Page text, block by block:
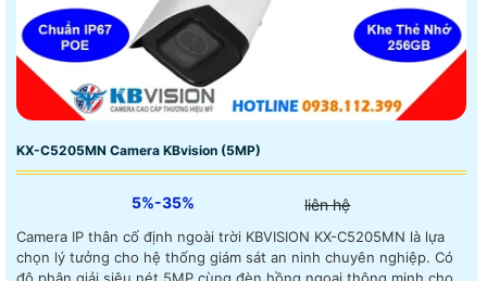
KX-C5205MN Camera KBvision (5MP)
5%-35% liên hệ
Camera IP thân cố định ngoài trời KBVISION KX-C5205MN là lựa
chọn lý tưởng cho hệ thống giám sát an ninh chuyên nghiệp. Có